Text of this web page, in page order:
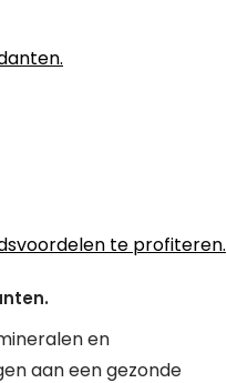
te profiteren.
en
aan een gezonde